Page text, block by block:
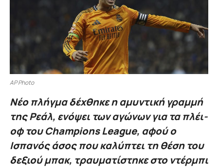
AP Photo
Νέο πλήγμα δέχθηκε η αμυντική γραμμή
της Ρεάλ, ενόψει των αγώνων για τα πλέι-
οφ του Champions League, αφού ο
Ισπανός άσος που καλύπτει τη θέση του
δεξιού μπακ, τραυματίστηκε στο ντέρμπι